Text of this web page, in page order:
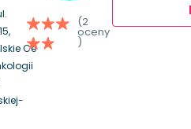
Ce
(2
oceny
)